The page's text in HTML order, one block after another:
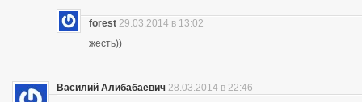
forest 29.03.2014 в 13:02
жесть))
Василий Алибабаевич 28.03.2014 в 22:46